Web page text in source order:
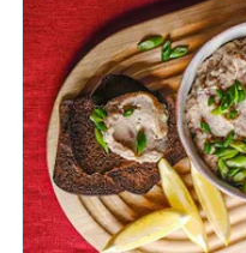
столь обычные
настоящую симфонию
остаться равнодушным.
Нам кажется, нет: лучше
подробному рецепту.